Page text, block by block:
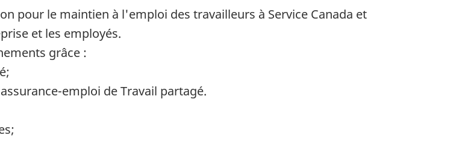
pour le maintien à l'emploi des travailleurs à Service Canada et
et les employés.
grâce :
emploi de Travail partagé.